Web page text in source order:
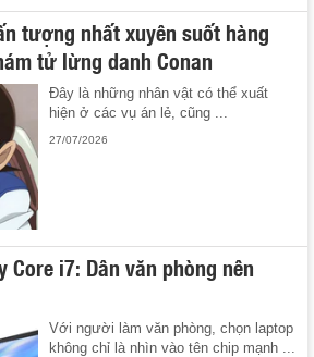
tượng nhất xuyên suốt hàng
tử lừng danh Conan
Đây là những nhân vật có thể xuất
hiện ở các vụ án lẻ, cũng ...
27/07/2026
Core i7: Dân văn phòng nên
Với người làm văn phòng, chọn laptop
không chỉ là nhìn vào tên chip mạnh ...